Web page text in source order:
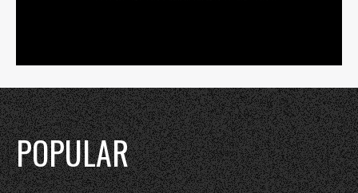
POPULAR